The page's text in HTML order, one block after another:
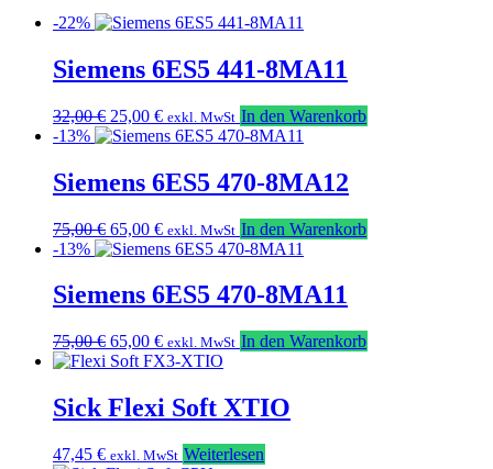
-22%
Siemens 6ES5 441-8MA11
32,00€ Ursprünglicher
Preis
32,00 €
25,00 €Aktueller
Preis
25,00 €.
exkl. MwSt In den Warenkorb
-13%
Siemens 6ES5 470-8MA12
75,00€ Ursprünglicher
Preis
75,00 €
65,00 €Aktueller
Preis
65,00 €.
exkl. MwSt In den Warenkorb
-13%
Siemens 6ES5 470-8MA11
75,00€ Ursprünglicher
Preis
75,00 €
65,00 €Aktueller
Preis
65,00 €.
exkl. MwSt In den Warenkorb
Sick Flexi Soft XTIO
47,45 € exkl. MwSt Weiterlesen